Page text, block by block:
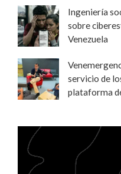
Ingeniería
sobre
Venezuela
servicio de
plataforma